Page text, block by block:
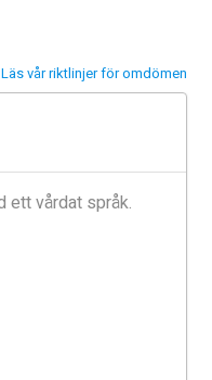
Läs vår riktlinjer för omdömen